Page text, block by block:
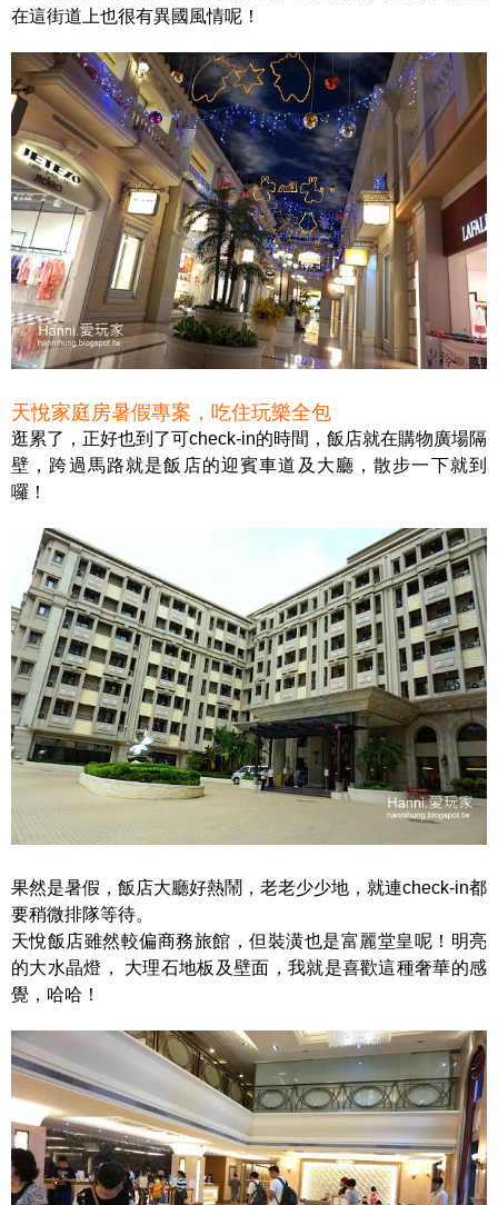
在這街道上也很有異國風情呢！
天悅家庭房暑假專案，吃住玩樂全包
逛累了，正好也到了可check-in的時間，飯店就在購物廣場隔
壁，跨過馬路就是飯店的迎賓車道及大廳，散步一下就到
囉！
果然是暑假，飯店大廳好熱鬧，老老少少地，就連check-in都
要稍微排隊等待。
天悅飯店雖然較偏商務旅館，但裝潢也是富麗堂皇呢！明亮
的大水晶燈， 大理石地板及壁面，我就是喜歡這種奢華的感
覺，哈哈！